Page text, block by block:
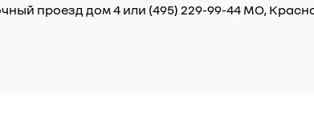
проезд дом 4 или (495) 229-99-44 МО,